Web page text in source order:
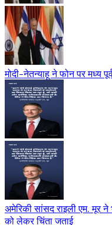
मोदी-नेतन्याहू ने फोन पर मध्य
अमेरिकी सांसद राइली एम. मूर ने
को लेकर चिंता जताई